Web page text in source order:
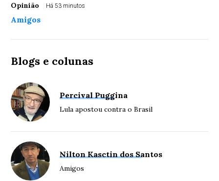
Opinião Há 53 minutos
Amigos
Blogs e colunas
Percival Puggina
Lula apostou contra o Brasil
Nilton Kasctin dos Santos
Amigos